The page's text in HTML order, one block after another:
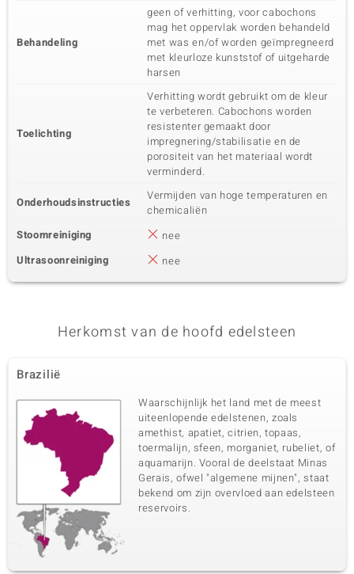
Behandeling
geen of verhitting, voor cabochons
mag het oppervlak worden behandeld
met was en/of worden geïmpregneerd
met kleurloze kunststof of uitgeharde
harsen
Toelichting
Verhitting wordt gebruikt om de kleur
te verbeteren. Cabochons worden
resistenter gemaakt door
impregnering/stabilisatie en de
porositeit van het materiaal wordt
verminderd.
Onderhoudsinstructies
Vermijden van hoge temperaturen en
chemicaliën
Stoomreiniging
nee
Ultrasoonreiniging
nee
Herkomst van de hoofd edelsteen
Brazilië
Waarschijnlijk het land met de meest
uiteenlopende edelstenen, zoals
amethist, apatiet, citrien, topaas,
toermalijn, sfeen, morganiet, rubeliet, of
aquamarijn. Vooral de deelstaat Minas
Gerais, ofwel "algemene mijnen", staat
bekend om zijn overvloed aan edelsteen
reservoirs.